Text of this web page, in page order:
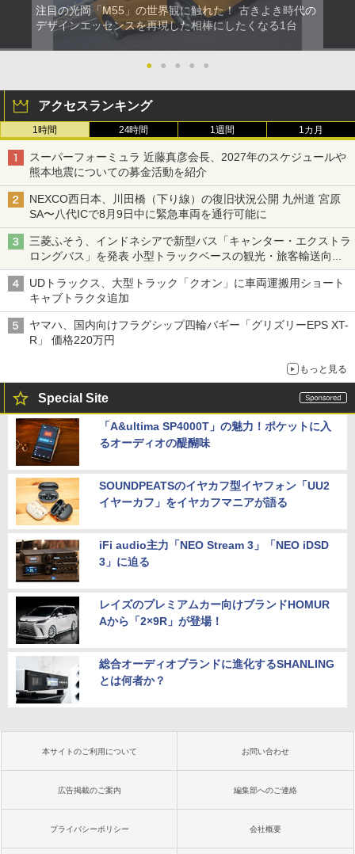
注目の光岡「M55」の世界観に触れた！ 古きよき時代の
デザインエッセンスを再現した相棒にしたくなる1台
● ● ● ● ●
アクセスランキング
1時間 24時間 1週間 1カ月
スーパーフォーミュラ 近藤真彦会長、2027年のスケジュールや
熊本地震についての募金活動を紹介
NEXCO西日本、川田橋（下り線）の復旧状況公開 九州道 宮原
SA〜八代ICで8月9日中に緊急車両を通行可能に
三菱ふそう、インドネシアで新型バス「キャンター・エクストラ
ロングバス」を発表 小型トラックベースの観光・旅客輸送向け
バス
UDトラックス、大型トラック「クオン」に車両運搬用ショート
キャブトラクタ追加
ヤマハ、国内向けフラグシップ四輪バギー「グリズリーEPS XT-
R」 価格220万円
もっと見る
Special Site
「A&ultima SP4000T」の魅力！ポケットに入
るオーディオの醍醐味
SOUNDPEATSのイヤカフ型イヤフォン「UU2
イヤーカフ」をイヤカフマニアが語る
iFi audio主力「NEO Stream 3」「NEO iDSD
3」に迫る
レイズのプレミアムカー向けブランドHOMUR
Aから「2×9R」が登場！
総合オーディオブランドに進化するSHANLING
とは何者か？
本サイトのご利用について お問い合わせ
広告掲載のご案内 編集部へのご連絡
プライバシーポリシー 会社概要